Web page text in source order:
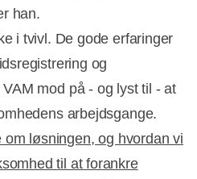
han.
i tvivl. De gode erfaringer
og
mod på - og lyst til - at
arbejdsgange.
løsningen, og hvordan vi
til at forankre